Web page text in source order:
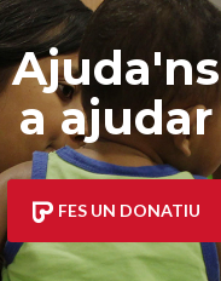
Ajuda'ns
a ajudar
FES UN DONATIU